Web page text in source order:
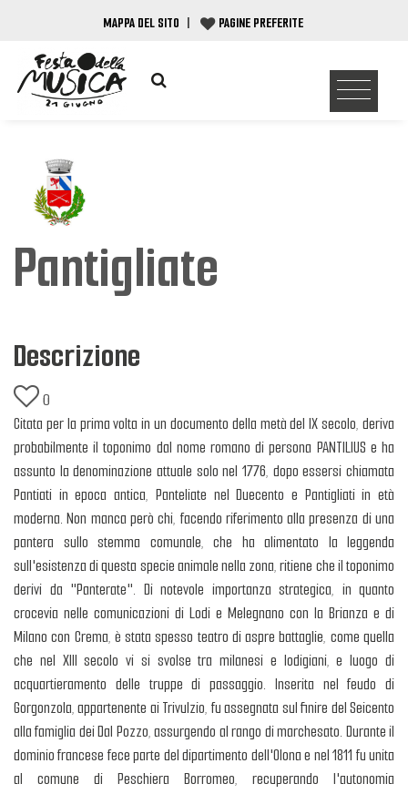
MAPPA DEL SITO | PAGINE PREFERITE
Pantigliate
Descrizione
0
Citata per la prima volta in un documento della metà del IX secolo, deriva
probabilmente il toponimo dal nome romano di persona PANTILIUS e ha
assunto la denominazione attuale solo nel 1776, dopo essersi chiamata
Pantiati in epoca antica, Panteliate nel Duecento e Pantigliati in età
moderna. Non manca però chi, facendo riferimento alla presenza di una
pantera sullo stemma comunale, che ha alimentato la leggenda
sull'esistenza di questa specie animale nella zona, ritiene che il toponimo
derivi da "Panterate". Di notevole importanza strategica, in quanto
crocevia nelle comunicazioni di Lodi e Melegnano con la Brianza e di
Milano con Crema, è stata spesso teatro di aspre battaglie, come quella
che nel XIII secolo vi si svolse tra milanesi e lodigiani, e luogo di
acquartieramento delle truppe di passaggio. Inserita nel feudo di
Gorgonzola, appartenente ai Trivulzio, fu assegnata sul finire del Seicento
alla famiglia dei Dal Pozzo, assurgendo al rango di marchesato. Durante il
dominio francese fece parte del dipartimento dell'Olona e nel 1811 fu unita
al comune di Peschiera Borromeo, recuperando l'autonomia